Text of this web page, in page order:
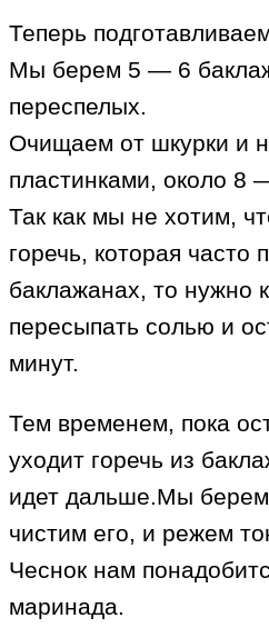
Теперь
Мы берем 5 — 6
переспелых.
Очищаем от шкурки и
пластинками, около 8
Так как мы не хотим,
горечь, которая часто
баклажанах, то нужно
пересыпать солью и
минут.
Тем временем, пока
уходит горечь из
идет дальше.Мы берем
чистим его, и режем
Чеснок нам
маринада.